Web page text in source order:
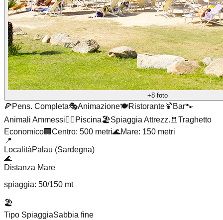
+8 foto
🍕Pens. Completa🎭Animazione🍽️Ristorante🍹 Bar🐾
Animali Ammessi🏊‍♂️ Piscina🏖️Spiaggia Attrezz. 🚢 Traghetto
Economico🏢 Centro: 500 metri🌊Mare: 150 metri
📍
LocalitàPalau (Sardegna)
🌊
Distanza Mare
spiaggia: 50/150 mt
🏖️
Tipo SpiaggiaSabbia fine